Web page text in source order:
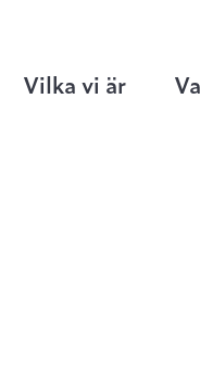
Vilka vi är